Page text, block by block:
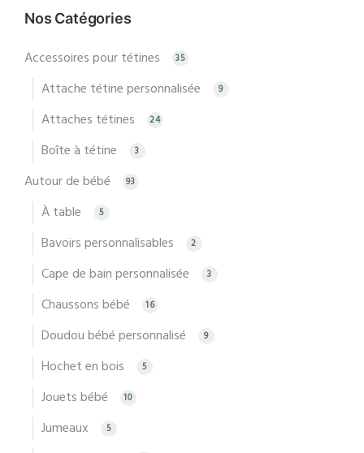
Nos Catégories
Accessoires pour tétines 35
Attache tétine personnalisée 9
Attaches tétines 24
Boîte à tétine 3
Autour de bébé 93
À table 5
Bavoirs personnalisables 2
Cape de bain personnalisée 3
Chaussons bébé 16
Doudou bébé personnalisé 9
Hochet en bois 5
Jouets bébé 10
Jumeaux 5